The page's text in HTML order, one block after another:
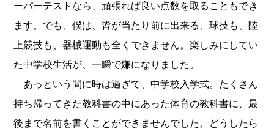
ーパーテストなら、頑張れば良い点数を取ることもでき
ます。でも、僕は、皆が当たり前に出来る、球技も、陸
上競技も、器械運動も全くできません。楽しみにしてい
た中学校生活が、一瞬で嫌になりました。
あっという間に時は過ぎて、中学校入学式。たくさん
持ち帰ってきた教科書の中にあった体育の教科書に、最
後まで名前を書くことができませんでした。どうしたら